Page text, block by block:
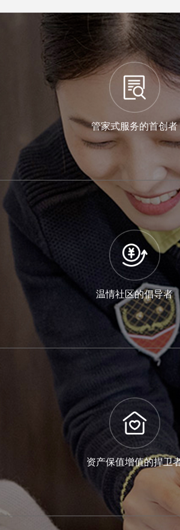
设施设备运行好
秩序井然环境好
有事帮忙管家好
邻里和谐关系好
财务透明权益好
管家式服务的首创者
管家式服务的首创者
管家在20分钟内响应客户需求；普通问
答复；不能立即解决的事项4小时内协
题1个工作日内给出书面解决
温情社区的倡导者
温情社区的倡导者
定期推出各类社区公益与文化活动，丰
邻里关系，构建充满温情的人
资产保值增值的捍卫